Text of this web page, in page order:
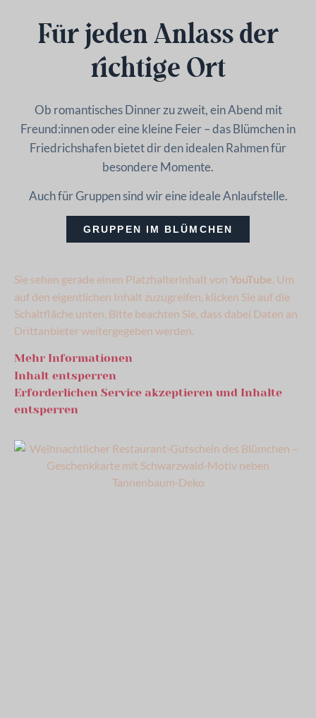
Für jeden Anlass der
richtige Ort
Ob romantisches Dinner zu zweit, ein Abend mit
Freund:innen oder eine kleine Feier – das Blümchen in
Friedrichshafen bietet dir den idealen Rahmen für
besondere Momente.
Auch für Gruppen sind wir eine ideale Anlaufstelle.
GRUPPEN IM BLÜMCHEN
Sie sehen gerade einen Platzhalterinhalt von YouTube . Um
auf den eigentlichen Inhalt zuzugreifen, klicken Sie auf die
Schaltfläche unten. Bitte beachten Sie, dass dabei Daten an
Drittanbieter weitergegeben werden.
Mehr Informationen
Inhalt entsperren
Erforderlichen Service akzeptieren und Inhalte
entsperren